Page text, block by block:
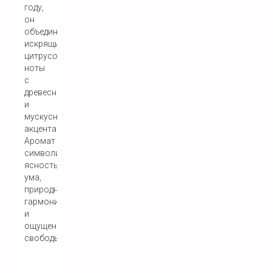
году,
он
объединяет
искрящиеся
цитрусовые
ноты
с
древесными
и
мускусными
акцентами.
Аромат
символизирует
ясность
ума,
природную
гармонию
и
ощущение
свободы.